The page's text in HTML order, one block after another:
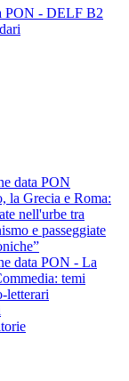
PON - DELF B2
data PON
la Grecia e Roma:
nell'urbe tra
e passeggiate
data PON - La
temi
letterari